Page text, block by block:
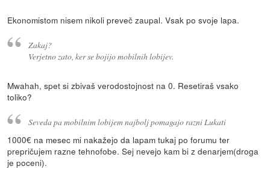
Ekonomistom nisem nikoli preveč zaupal. Vsak po svoje lapa.
Zakaj?
Verjetno zato, ker se bojijo mobilnih lobijev.
Mwahah, spet si zbivaš verodostojnost na 0. Resetiraš vsako
toliko?
Seveda pa mobilnim lobijem najbolj pomagajo razni Lukati
1000€ na mesec mi nakažejo da lapam tukaj po forumu ter
prepričujem razne tehnofobe. Sej nevejo kam bi z denarjem(droga
je poceni).